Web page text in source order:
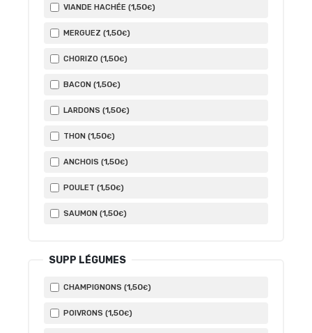
VIANDE HACHÉE (1,50€)
MERGUEZ (1,50€)
CHORIZO (1,50€)
BACON (1,50€)
LARDONS (1,50€)
THON (1,50€)
ANCHOIS (1,50€)
POULET (1,50€)
SAUMON (1,50€)
SUPP LÉGUMES
CHAMPIGNONS (1,50€)
POIVRONS (1,50€)